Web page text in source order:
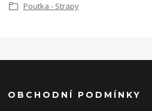
Poutka - Strapy
OBCHODNÍ PODMÍNKY